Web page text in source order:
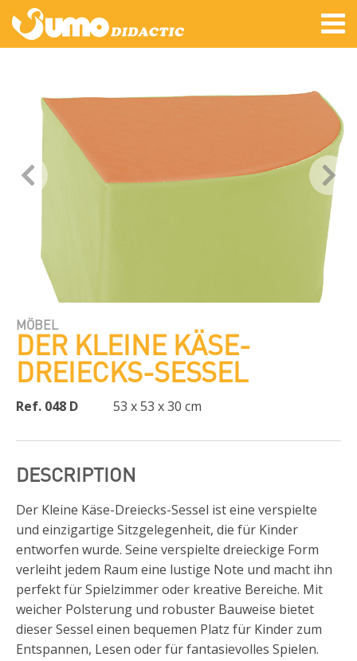
MÖBEL
DER KLEINE KÄSE-
DREIECKS-SESSEL
Ref. 048 D 53 x 53 x 30 cm
DESCRIPTION
Der Kleine Käse-Dreiecks-Sessel ist eine verspielte
und einzigartige Sitzgelegenheit, die für Kinder
entworfen wurde. Seine verspielte dreieckige Form
verleiht jedem Raum eine lustige Note und macht ihn
perfekt für Spielzimmer oder kreative Bereiche. Mit
weicher Polsterung und robuster Bauweise bietet
dieser Sessel einen bequemen Platz für Kinder zum
Entspannen, Lesen oder für fantasievolles Spielen.